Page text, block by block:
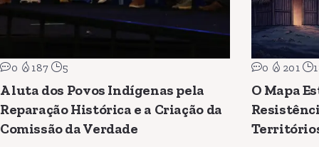
0 187 5
A luta dos Povos Indígenas pela
Reparação Histórica e a Criação da
Comissão da Verdade
0 201
O Mapa